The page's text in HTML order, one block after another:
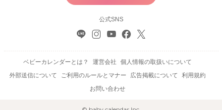
公式SNS
ベビーカレンダーとは？ 運営会社
個人情報の取扱いについて
外部送信について
ご利用のルールとマナー 広告掲載について
利用規約
お問い合わせ